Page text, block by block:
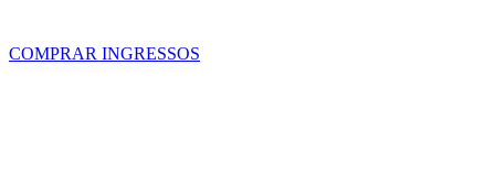
COMPRAR INGRESSOS